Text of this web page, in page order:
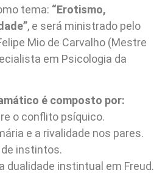
tema: “Erotismo,
, e será ministrado pelo
Mio de Carvalho (Mestre
em Psicologia da
é composto por:
o conflito psíquico.
e a rivalidade nos pares.
instintos.
dualidade instintual em Freud.